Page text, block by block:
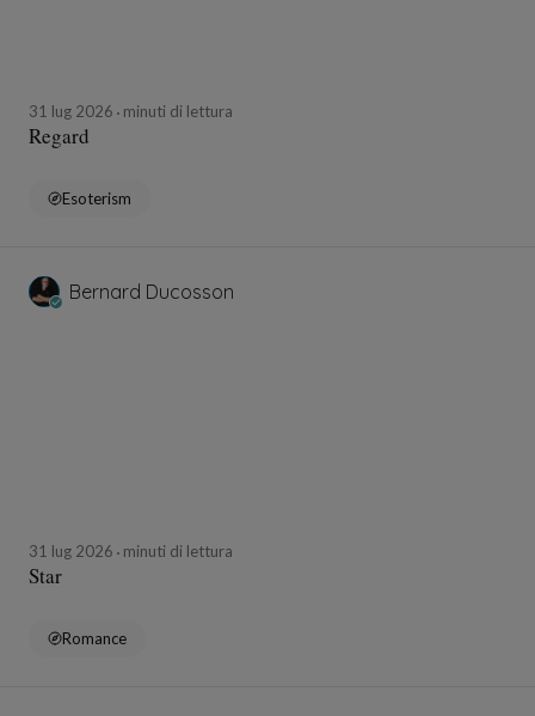
31 lug 2026 minuti di lettura
Regard
Esoterism
Bernard Ducosson
31 lug 2026 minuti di lettura
Star
Romance